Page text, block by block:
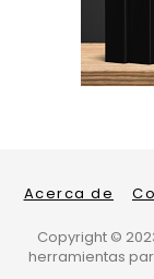
Acerca de
Copyright ©
herramientas